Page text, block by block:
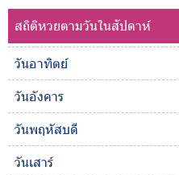
สถิติหวยตามวันในสัปดาห์
วันอาทิตย์
วันอังคาร
วันพฤหัสบดี
วันเสาร์